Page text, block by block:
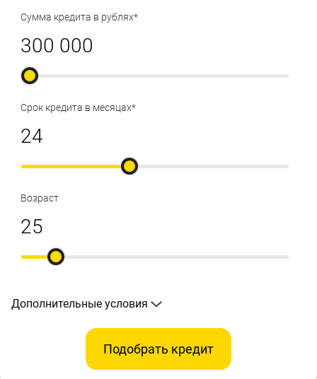
Сумма кредита в рублях*
Срок кредита в месяцах*
Возраст
Дополнительные условия
Подобрать кредит